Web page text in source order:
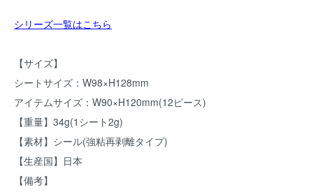
シリーズ一覧はこちら
【サイズ】
シートサイズ：W98×H128mm
アイテムサイズ：W90×H120mm(12ピース)
【重量】34g(1シート2g)
【素材】シール(強粘再剥離タイプ)
【生産国】日本
【備考】